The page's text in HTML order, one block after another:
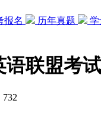
报名 历年真题 学
语联盟考
732